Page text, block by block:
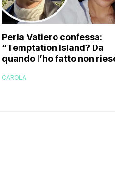
Perla Vatiero confessa:
“Temptation Island? Da
quando l’ho fatto non riesco più
CAROLA